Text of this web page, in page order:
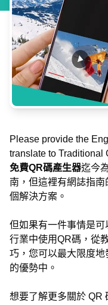
Please provide the
translate to Traditional
免費QR碼產生器迄今
南，但這裡有網誌指
個解決方案。
但如果有一件事情是
行業中使用QR碼，從
巧，您可以最大限度
的優勢中。
想要了解更多關於 QR